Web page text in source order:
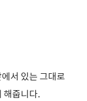
서 있는 그대로
해줍니다.